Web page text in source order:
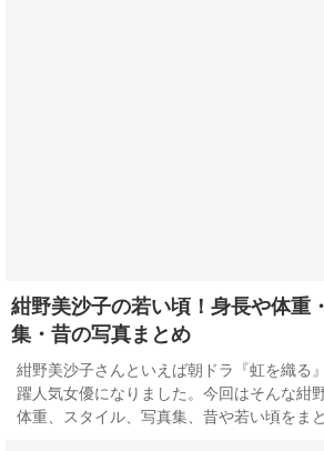
紺野美沙子の若い頃！身長や体重
集・昔の写真まとめ
紺野美沙子さんといえば朝ドラ『虹を織る
躍人気女優になりました。今回はそんな紺
体重、スタイル、写真集、昔や若い頃をま